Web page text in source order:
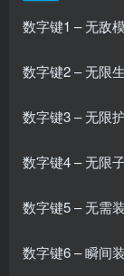
数字键1 – 无敌
数字键2 – 无限
数字键3 – 无限
数字键4 – 无限
数字键5 – 无需
数字键6 – 瞬间